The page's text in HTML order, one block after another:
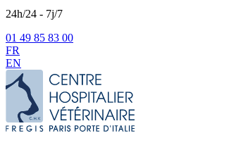
24h/24 - 7j/7
01 49 85 83 00
FR
EN